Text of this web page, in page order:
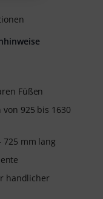
Füßen
925 bis 1630
725 mm lang
handlicher